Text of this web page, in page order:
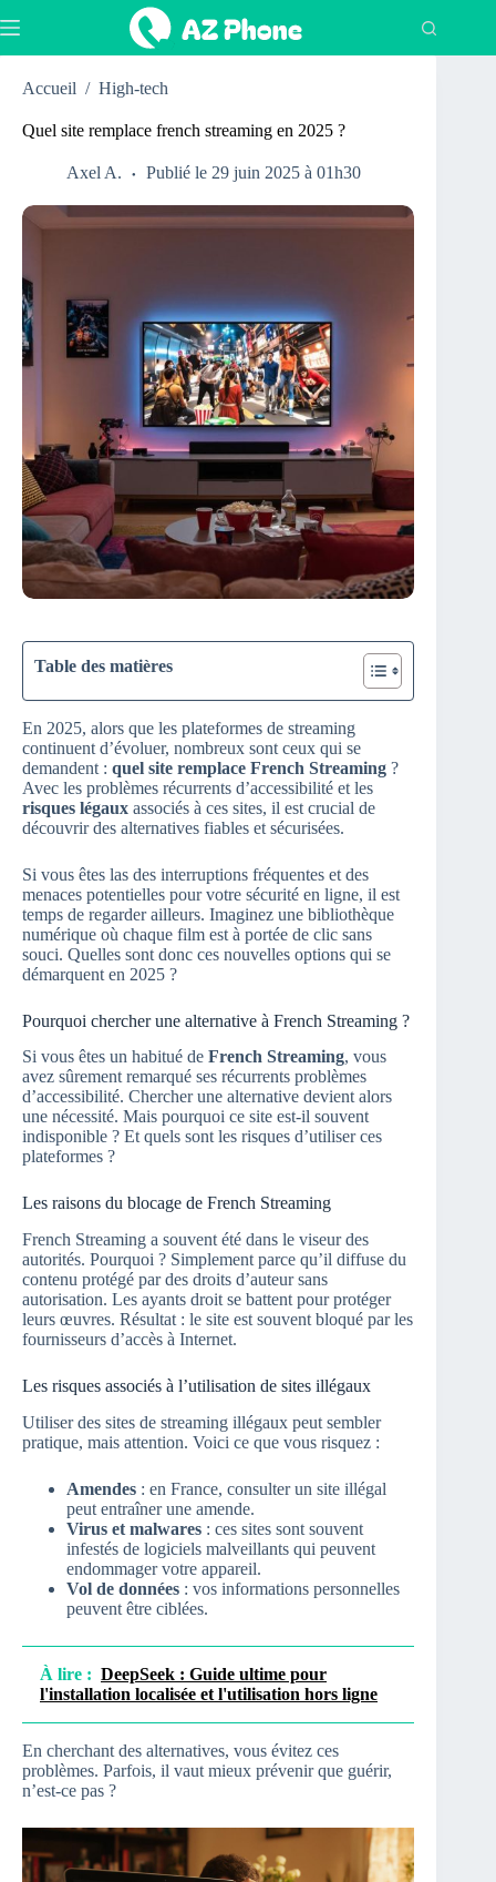
au
Accueil / High-tech
Quel site remplace french streaming en 2025 ?
Axel A. Publié le 29 juin 2025 à 01h30
Table des matières
En 2025, alors que les plateformes de streaming
continuent d’évoluer, nombreux sont ceux qui se
demandent : quel site remplace French Streaming ?
Avec les problèmes récurrents d’accessibilité et les
risques légaux associés à ces sites, il est crucial de
découvrir des alternatives fiables et sécurisées.
Si vous êtes las des interruptions fréquentes et des
menaces potentielles pour votre sécurité en ligne, il est
temps de regarder ailleurs. Imaginez une bibliothèque
numérique où chaque film est à portée de clic sans
souci. Quelles sont donc ces nouvelles options qui se
démarquent en 2025 ?
Pourquoi chercher une alternative à French Streaming ?
Si vous êtes un habitué de French Streaming, vous
avez sûrement remarqué ses récurrents problèmes
d’accessibilité. Chercher une alternative devient alors
une nécessité. Mais pourquoi ce site est-il souvent
indisponible ? Et quels sont les risques d’utiliser ces
plateformes ?
Les raisons du blocage de French Streaming
French Streaming a souvent été dans le viseur des
autorités. Pourquoi ? Simplement parce qu’il diffuse du
contenu protégé par des droits d’auteur sans
autorisation. Les ayants droit se battent pour protéger
leurs œuvres. Résultat : le site est souvent bloqué par les
fournisseurs d’accès à Internet.
Les risques associés à l’utilisation de sites illégaux
Utiliser des sites de streaming illégaux peut sembler
pratique, mais attention. Voici ce que vous risquez :
Amendes : en France, consulter un site illégal
peut entraîner une amende.
Virus et malwares : ces sites sont souvent
infestés de logiciels malveillants qui peuvent
endommager votre appareil.
Vol de données : vos informations personnelles
peuvent être ciblées.
À lire : DeepSeek : Guide ultime pour
l'installation localisée et l'utilisation hors ligne
En cherchant des alternatives, vous évitez ces
problèmes. Parfois, il vaut mieux prévenir que guérir,
n’est-ce pas ?